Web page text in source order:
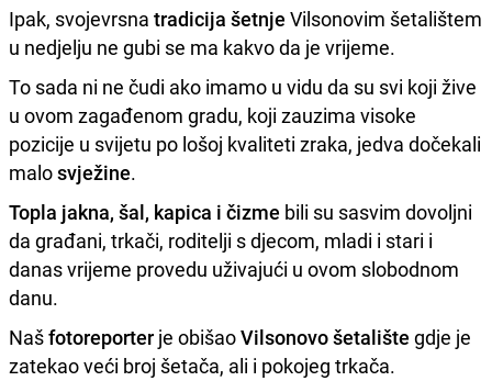
Ipak, svojevrsna tradicija šetnje Vilsonovim šetalištem
u nedjelju ne gubi se ma kakvo da je vrijeme.
To sada ni ne čudi ako imamo u vidu da su svi koji žive
u ovom zagađenom gradu, koji zauzima visoke
pozicije u svijetu po lošoj kvaliteti zraka, jedva dočekali
malosvježine.
Topla jakna, šal, kapica i čizme bili su sasvim dovoljni
da građani, trkači, roditelji s djecom, mladi i stari i
danas vrijeme provedu uživajući u ovom slobodnom
danu.
Našfotoreporter je obišaoVilsonovo šetalište gdje je
zatekao veći broj šetača, ali i pokojeg trkača.